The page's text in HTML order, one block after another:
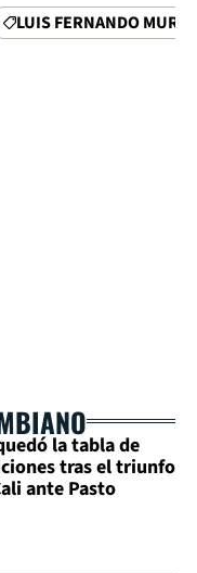
LUIS FERNANDO
la tabla de
tras el triunfo
ante Pasto